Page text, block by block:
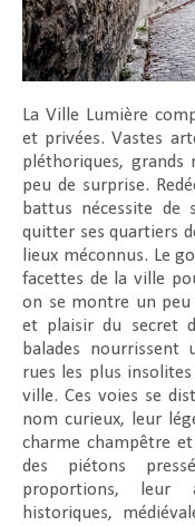
La Ville Lumière
et privées. Vastes
pléthoriques, grands
peu de surprise.
battus nécessite
quitter ses quartiers
lieux méconnus. Le
facettes de la ville
on se montre un peu
et plaisir du secret
balades nourrissent
rues les plus
ville. Ces voies se
nom curieux, leur
charme champêtre
des piétons
proportions, leur
historiques,